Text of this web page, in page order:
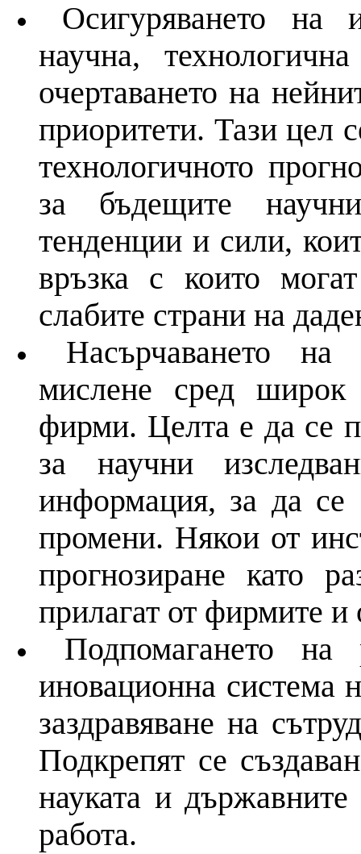
Осигуряването на
научна,
очертаването на
приоритети. Тази цел
технологичното
за бъдещите
тенденциии сили,
връзка с които
слабите страни на
Насърчаването на
мислене сред широк
фирми. Целта е да се
за научни
информация, за да се
промени. Някои от
прогнозиране като
прилагат от фирмите и
Подпомагането на
иновационна система
заздравяванена
Подкрепят се
науката идържавните
работа.